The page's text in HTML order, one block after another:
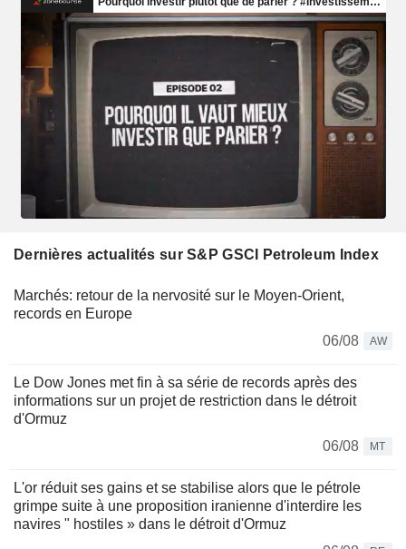
Dernières actualités sur S&P GSCI Petroleum Index
Marchés: retour de la nervosité sur le Moyen-Orient,
records en Europe
06/08
AW
Le Dow Jones met fin à sa série de records après des
informations sur un projet de restriction dans le détroit
d'Ormuz
06/08
MT
L'or réduit ses gains et se stabilise alors que le pétrole
grimpe suite à une proposition iranienne d'interdire les
navires " hostiles » dans le détroit d'Ormuz